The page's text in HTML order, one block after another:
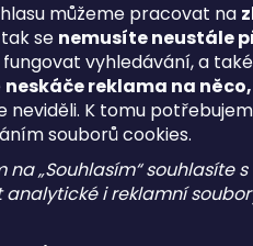
můžeme pracovat na
se nemusíte neustále
vyhledávání, a
neskáče reklama na
neviděli. K tomu
souborů cookies.
na „Souhlasím“ souhlasíte
analytické i reklamní